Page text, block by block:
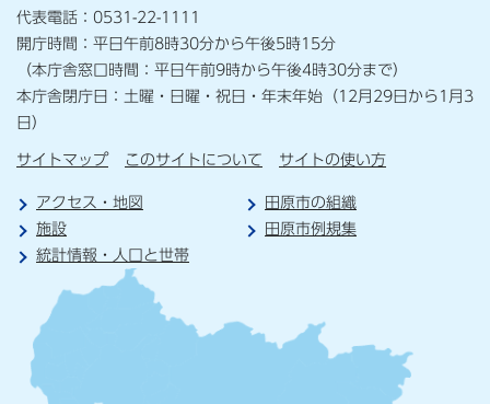
代表電話：0531-22-1111
開庁時間：平日午前8時30分から午後5時15分
（本庁舎窓口時間：平日午前9時から午後4時30分まで）
本庁舎閉庁日：土曜・日曜・祝日・年末年始（12月29日から1月3
日）
サイトマップ このサイトについて サイトの使い方
アクセス・地図
田原市の組織
施設
田原市例規集
統計情報・人口と世帯